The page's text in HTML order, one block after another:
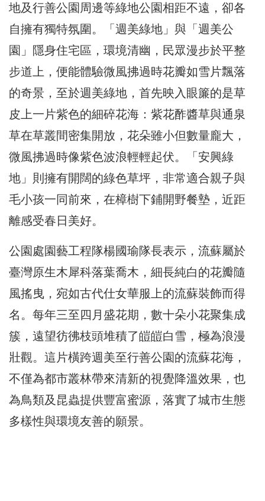
地及行善公園周邊等綠地公園相距不遠，卻各
自擁有獨特氛圍。「週美綠地」與「週美公
園」隱身住宅區，環境清幽，民眾漫步於平整
步道上，便能體驗微風拂過時花瓣如雪片飄落
的奇景，至於週美綠地，首先映入眼簾的是草
皮上一片紫色的細碎花海：紫花酢醬草與通泉
草在草叢間密集開放，花朵雖小但數量龐大，
微風拂過時像紫色波浪輕輕起伏。「安興綠
地」則擁有開闊的綠色草坪，非常適合親子與
毛小孩一同前來，在樟樹下鋪開野餐墊，近距
離感受春日美好。
公園處園藝工程隊楊國瑜隊長表示，流蘇屬於
臺灣原生木犀科落葉喬木，細長純白的花瓣隨
風搖曳，宛如古代仕女華服上的流蘇裝飾而得
名。每年三至四月盛花期，數十朵小花聚集成
簇，遠望彷彿枝頭堆積了皚皚白雪，極為浪漫
壯觀。這片橫跨週美至行善公園的流蘇花海，
不僅為都市叢林帶來清新的視覺降溫效果，也
為鳥類及昆蟲提供豐富蜜源，落實了城市生態
多樣性與環境友善的願景。